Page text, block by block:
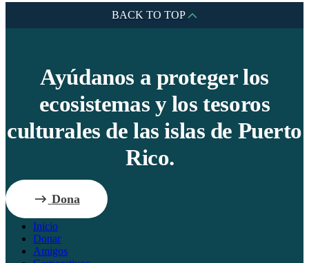
BACK TO TOP
Ayúdanos a proteger los
ecosistemas y los tesoros
culturales de las islas de Puerto
Rico.
Dona
Inicio
Donar
Amigos